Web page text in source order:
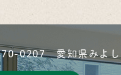
0207愛知県みよ